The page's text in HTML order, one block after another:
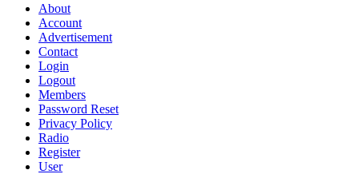
About
Account
Advertisement
Contact
Login
Logout
Members
Password Reset
Privacy Policy
Radio
Register
User